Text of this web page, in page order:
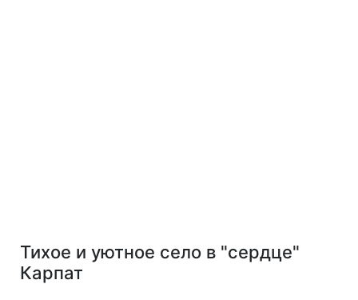
Тихое и уютное село в "сердце"
Карпат